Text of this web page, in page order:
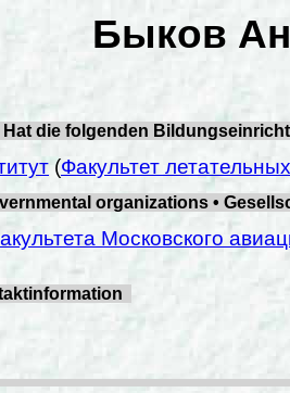
Быков
die folgenden
(Факультет
organizations •
Московского